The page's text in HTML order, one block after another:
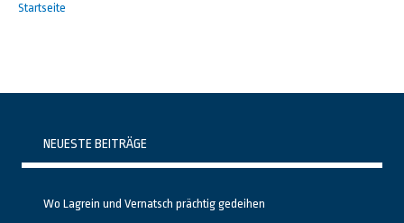
Startseite
NEUESTE BEITRÄGE
Wo Lagrein und Vernatsch prächtig gedeihen